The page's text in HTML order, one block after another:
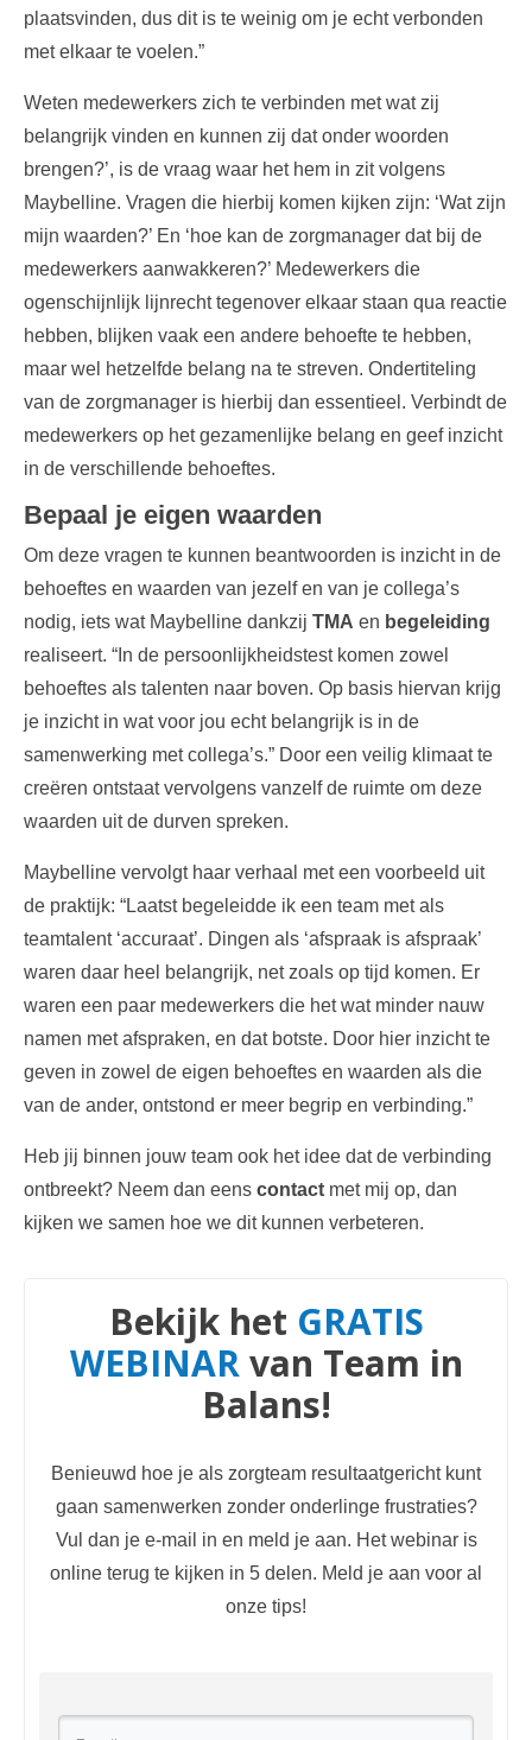
plaatsvinden, dus dit is te weinig om je echt verbonden
met elkaar te voelen.”
Weten medewerkers zich te verbinden met wat zij
belangrijk vinden en kunnen zij dat onder woorden
brengen?’, is de vraag waar het hem in zit volgens
Maybelline. Vragen die hierbij komen kijken zijn: ‘Wat zijn
mijn waarden?’ En ‘hoe kan de zorgmanager dat bij de
medewerkers aanwakkeren?’ Medewerkers die
ogenschijnlijk lijnrecht tegenover elkaar staan qua reactie
hebben, blijken vaak een andere behoefte te hebben,
maar wel hetzelfde belang na te streven. Ondertiteling
van de zorgmanager is hierbij dan essentieel. Verbindt de
medewerkers op het gezamenlijke belang en geef inzicht
in de verschillende behoeftes.
Bepaal je eigen waarden
Om deze vragen te kunnen beantwoorden is inzicht in de
behoeftes en waarden van jezelf en van je collega’s
nodig, iets wat Maybelline dankzij TMA en begeleiding
realiseert. “In de persoonlijkheidstest komen zowel
behoeftes als talenten naar boven. Op basis hiervan krijg
je inzicht in wat voor jou echt belangrijk is in de
samenwerking met collega’s.” Door een veilig klimaat te
creëren ontstaat vervolgens vanzelf de ruimte om deze
waarden uit de durven spreken.
Maybelline vervolgt haar verhaal met een voorbeeld uit
de praktijk: “Laatst begeleidde ik een team met als
teamtalent ‘accuraat’. Dingen als ‘afspraak is afspraak’
waren daar heel belangrijk, net zoals op tijd komen. Er
waren een paar medewerkers die het wat minder nauw
namen met afspraken, en dat botste. Door hier inzicht te
geven in zowel de eigen behoeftes en waarden als die
van de ander, ontstond er meer begrip en verbinding.”
Heb jij binnen jouw team ook het idee dat de verbinding
ontbreekt? Neem dan eens contact met mij op, dan
kijken we samen hoe we dit kunnen verbeteren.
Bekijk het GRATIS
WEBINARvan Team in
Balans!
Benieuwd hoe je als zorgteam resultaatgericht kunt
gaan samenwerken zonder onderlinge frustraties?
Vul dan je e-mail in en meld je aan. Het webinar is
online terug te kijken in 5 delen. Meld je aan voor al
onze tips!